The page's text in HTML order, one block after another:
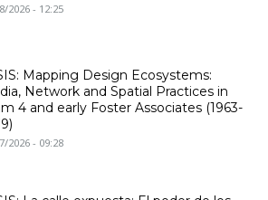
2026 - 12:25
Mapping Design Ecosystems:
Network and Spatial Practices in
4 and early Foster Associates (1963-
2026 - 09:28